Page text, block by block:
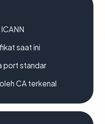
saat ini
port standar
CA terkenal